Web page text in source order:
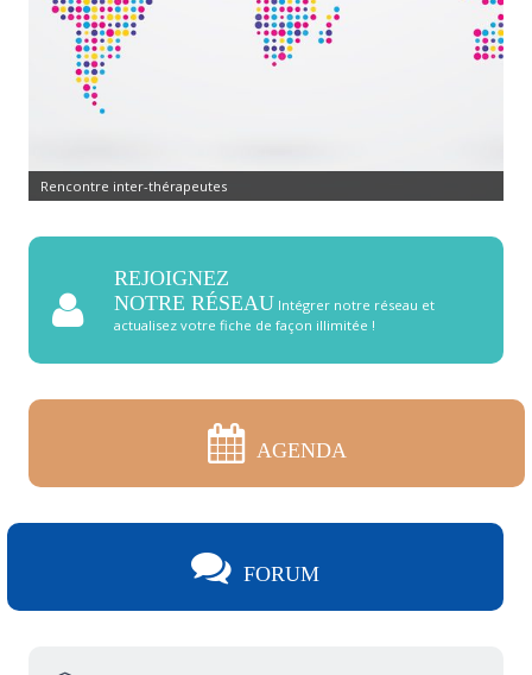
Rencontre inter-thérapeutes
REJOIGNEZ
NOTRE RÉSEAU Intégrer notre réseau et
actualisez votre fiche de façon illimitée !
AGENDA
FORUM